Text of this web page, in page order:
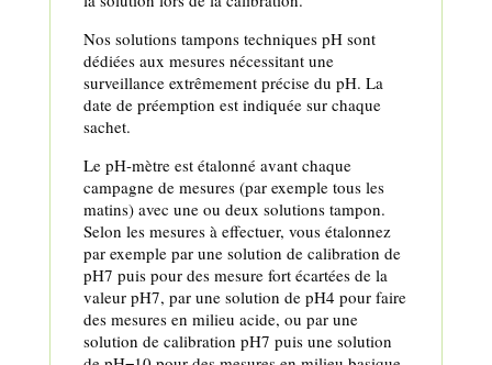
Nos solutions tampons techniques pH sont
dédiées aux mesures nécessitant une
surveillance extrêmement précise du pH. La
date de préemption est indiquée sur chaque
sachet.
Le pH-mètre est étalonné avant chaque
campagne de mesures (par exemple tous les
matins) avec une ou deux solutions tampon.
Selon les mesures à effectuer, vous étalonnez
par exemple par une solution de calibration de
pH7 puis pour des mesure fort écartées de la
valeur pH7, par une solution de pH4 pour faire
des mesures en milieu acide, ou par une
solution de calibration pH7 puis une solution